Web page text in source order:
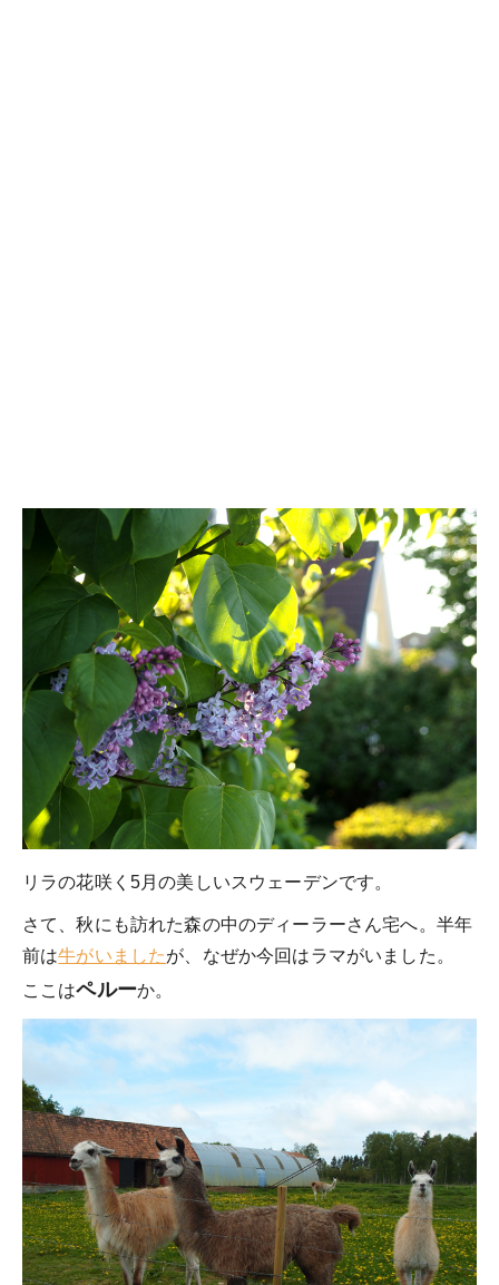
リラの花咲く5月の美しいスウェーデンです。
さて、秋にも訪れた森の中のディーラーさん宅へ。半年
前は牛がいましたが、なぜか今回はラマがいました。
ここはペルーか。